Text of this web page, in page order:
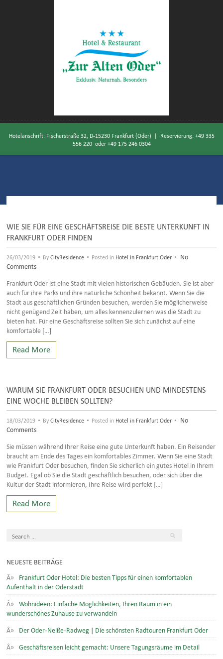
Hotelanschrift: Fischerstraße 32, D-15230 Frankfurt (Oder) | Reservierung: +49 335
556 220oder +49 175 246 0304
WIE SIE FÜR EINE GESCHÄFTSREISE DIE BESTE UNTERKUNFT IN
FRANKFURT ODER FINDEN
26/03/2019 • ByCityResidence • Posted in Hotel in Frankfurt Oder •
No
Comments
Frankfurt Oder ist eine Stadt mit vielen historischen Gebäuden. Sie ist aber
auch für ihre Parks und ihre natürliche Schönheit bekannt. Wenn Sie die
Stadt aus geschäftlichen Gründen besuchen, werden Sie möglicherweise
nicht genügend Zeit haben, um alles kennenzulernen was die Stadt zu
bieten hat. Für eine Geschäftsreise sollten Sie sich zunächst auf eine
komfortable […]
Read More
WARUM SIE FRANKFURT ODER BESUCHEN UND MINDESTENS
EINE WOCHE BLEIBEN SOLLTEN?
18/03/2019 • ByCityResidence • Posted in Hotel in Frankfurt Oder •
No
Comments
Sie müssen während Ihrer Reise eine gute Unterkunft haben. Ein Reisender
braucht am Ende des Tages ein komfortables Zimmer. Wenn Sie eine Stadt
wie Frankfurt Oder besuchen, finden Sie sicherlich ein gutes Hotel in Ihrem
Budget. Egal ob Sie die Stadt geschäftlich besuchen, oder sich über die
Kultur der Stadt informieren, Ihre Reise wird perfekt […]
Read More
NEUESTE BEITRÄGE
Frankfurt Oder Hotel: Die besten Tipps für einen komfortablen
Aufenthalt in der Oderstadt
Wohnideen: Einfache Möglichkeiten, Ihren Raum in ein
wunderschönes Zuhause zu verwandeln
Der Oder-Neiße-Radweg | Die schönsten Radtouren Frankfurt Oder
Geschäftsreisen leicht gemacht: Unsere Tagungsräume im Detail